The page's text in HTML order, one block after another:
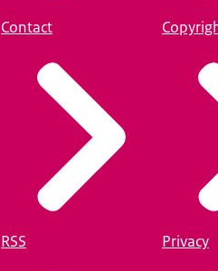
Contact
RSS Privacy